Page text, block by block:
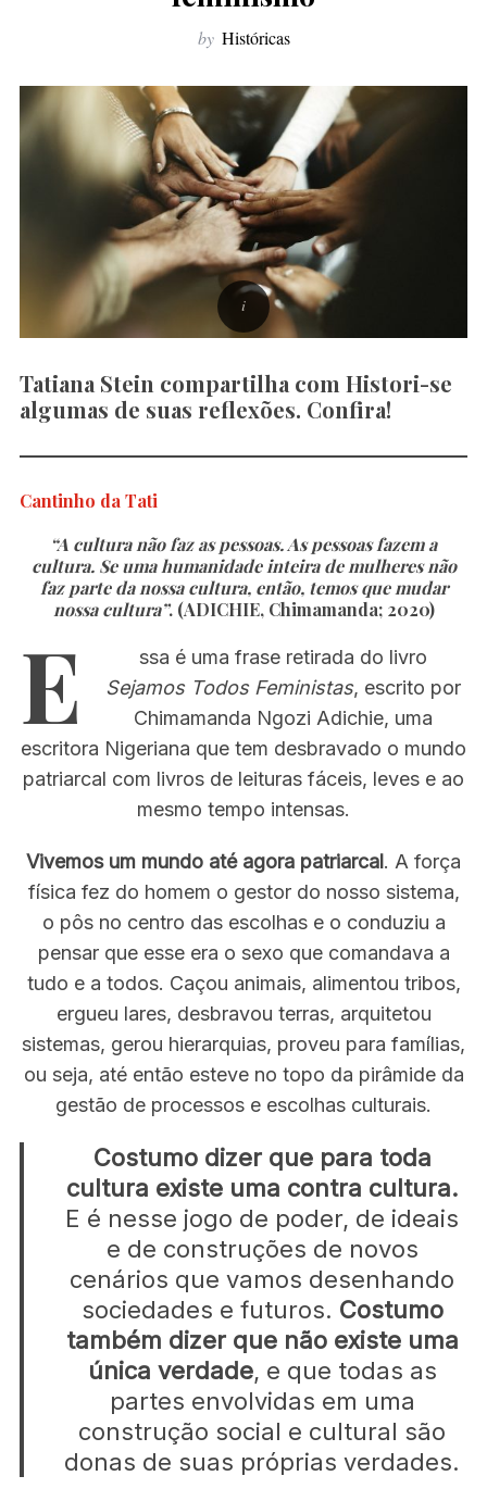
by Históricas
Tatiana Stein compartilha com Histori-se
algumas de suas reflexões. Confira!
Cantinho da Tati
“A cultura não faz as pessoas. As pessoas fazem a
cultura. Se uma humanidade inteira de mulheres não
faz parte da nossa cultura, então, temos que mudar
nossa cultura”. (ADICHIE, Chimamanda; 2020)
E
ssa é uma frase retirada do livro
Sejamos Todos Feministas, escrito por
Chimamanda Ngozi Adichie, uma
escritora Nigeriana que tem desbravado o mundo
patriarcal com livros de leituras fáceis, leves e ao
mesmo tempo intensas.
Vivemos um mundo até agora patriarcal. A força
física fez do homem o gestor do nosso sistema,
o pôs no centro das escolhas e o conduziu a
pensar que esse era o sexo que comandava a
tudo e a todos. Caçou animais, alimentou tribos,
ergueu lares, desbravou terras, arquitetou
sistemas, gerou hierarquias, proveu para famílias,
ou seja, até então esteve no topo da pirâmide da
gestão de processos e escolhas culturais.
Costumo dizer que para toda
cultura existe uma contra cultura.
E é nesse jogo de poder, de ideais
e de construções de novos
cenários que vamos desenhando
sociedades e futuros. Costumo
também dizer que não existe uma
única verdade, e que todas as
partes envolvidas em uma
construção social e cultural são
donas de suas próprias verdades.